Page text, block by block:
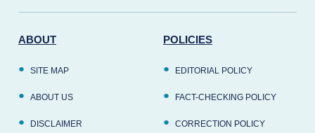
ABOUT
SITE MAP
ABOUT US
DISCLAIMER
POLICIES
EDITORIAL POLICY
FACT-CHECKING POLICY
CORRECTION POLICY